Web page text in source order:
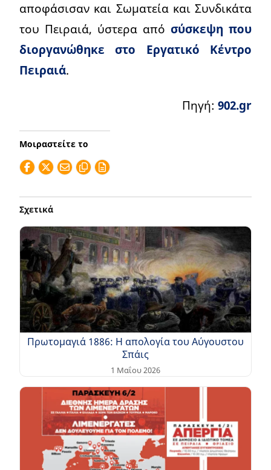
αποφάσισαν και Σωματεία και Συνδικάτα
του Πειραιά, ύστερα από σύσκεψη που
διοργανώθηκε στο Εργατικό Κέντρο
Πειραιά.
Πηγή: 902.gr
Μοιραστείτε το
Σχετικά
Πρωτομαγιά 1886: Η απολογία του Αύγουστου
Σπάις
1 Μαΐου 2026